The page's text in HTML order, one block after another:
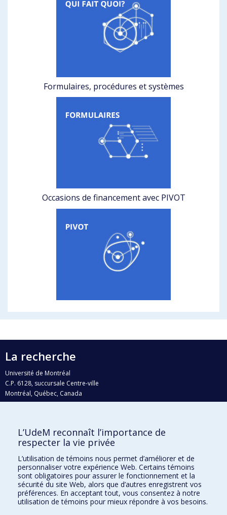
Formulaires, procédures et systèmes
Occasions de financement avec PIVOT
La recherche
Université de Montréal
C.P. 6128, succursale Centre-ville
Montréal, Québec, Canada
H3C 3J7
Qui fait quoi?
Nous trouver
Plan du site
Accessibilité
L’UdeM reconnaît l’importance de
respecter la vie privée
L’utilisation de témoins nous permet d’améliorer et de
personnaliser votre expérience Web. Certains témoins
sont obligatoires pour assurer le fonctionnement et la
sécurité du site Web, alors que d’autres enregistrent vos
préférences. En acceptant tout, vous consentez à notre
utilisation de témoins pour mieux répondre à vos besoins.